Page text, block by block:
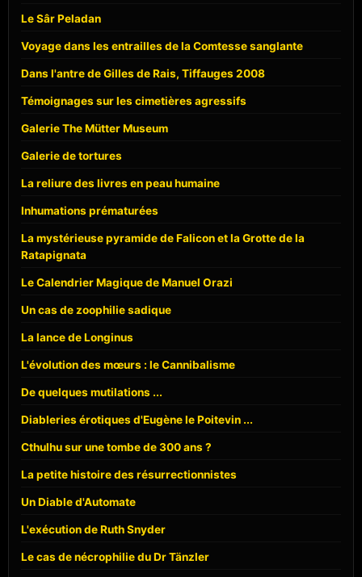
Le Sâr Peladan
Voyage dans les entrailles de la Comtesse sanglante
Dans l'antre de Gilles de Rais, Tiffauges 2008
Témoignages sur les cimetières agressifs
Galerie The Mütter Museum
Galerie de tortures
La reliure des livres en peau humaine
Inhumations prématurées
La mystérieuse pyramide de Falicon et la Grotte de la
Ratapignata
Le Calendrier Magique de Manuel Orazi
Un cas de zoophilie sadique
La lance de Longinus
L'évolution des mœurs : le Cannibalisme
De quelques mutilations ...
Diableries érotiques d'Eugène le Poitevin ...
Cthulhu sur une tombe de 300 ans ?
La petite histoire des résurrectionnistes
Un Diable d'Automate
L'exécution de Ruth Snyder
Le cas de nécrophilie du Dr Tänzler